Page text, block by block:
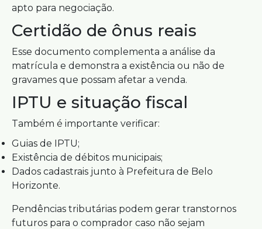
apto para negociação.
Certidão de ônus reais
Esse documento complementa a análise da
matrícula e demonstra a existência ou não de
gravames que possam afetar a venda.
IPTU e situação fiscal
Também é importante verificar:
Guias de IPTU;
Existência de débitos municipais;
Dados cadastrais junto à Prefeitura de Belo
Horizonte.
Pendências tributárias podem gerar transtornos
futuros para o comprador caso não sejam